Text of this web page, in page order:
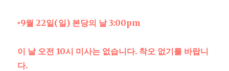
◦9월 22일(일) 본당의 날 3:00pm
이 날 오전 10시 미사는 없습니다. 착오 없기를 바랍니
다.